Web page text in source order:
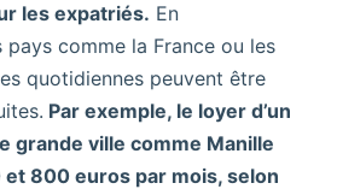
les expatriés. En
comme la France ou les
quotidiennes peuvent être
Par exemple, le loyer d’un
grande ville comme Manille
800 euros par mois, selon